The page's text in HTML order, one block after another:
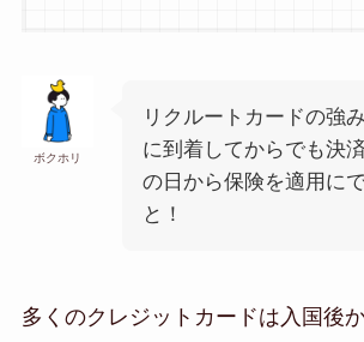
ボクホリ
リクルートカードの強
に到着してからでも決
の日から保険を適用に
と！
多くのクレジットカードは入国後